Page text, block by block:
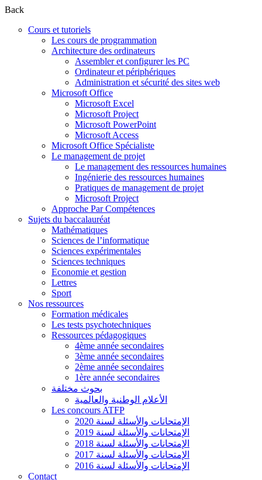
Back
Cours et tutoriels
Les cours de programmation
Architecture des ordinateurs
Assembler et configurer les PC
Ordinateur et périphériques
Administration et sécurité des sites web
Microsoft Office
Microsoft Excel
Microsoft Project
Microsoft PowerPoint
Microsoft Access
Microsoft Office Spécialiste
Le management de projet
Le management des ressources humaines
Ingénierie des ressources humaines
Pratiques de management de projet
Microsoft Project
Approche Par Compétences
Sujets du baccalauréat
Mathématiques
Sciences de l’informatique
Sciences expérimentales
Sciences techniques
Economie et gestion
Lettres
Sport
Nos ressources
Formation médicales
Les tests psychotechniques
Ressources pédagogiques
4ème année secondaires
3ème année secondaires
2ème année secondaires
1ère année secondaires
بحوث مختلفة
الأعلام الوطنية والعالمية
Les concours ATFP
الإمتحانات والأسئلة لسنة 2020
الإمتحانات والأسئلة لسنة 2019
الإمتحانات والأسئلة لسنة 2018
الإمتحانات والأسئلة لسنة 2017
الإمتحانات والأسئلة لسنة 2016
Contact